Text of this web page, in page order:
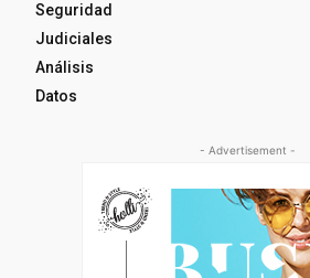
Seguridad
Judiciales
Análisis
Datos
- Advertisement -